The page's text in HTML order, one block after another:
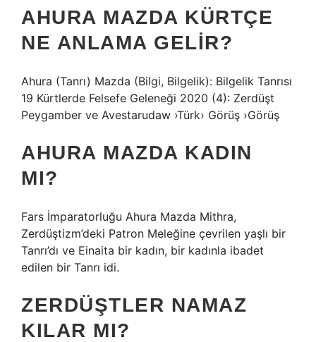
AHURA MAZDA KÜRTÇE
NE ANLAMA GELIR?
Ahura (Tanrı) Mazda (Bilgi, Bilgelik): Bilgelik Tanrısı
19 Kürtlerde Felsefe Geleneği 2020 (4): Zerdüşt
Peygamber ve Avestarudaw ›Türk› Görüş ›Görüş
AHURA MAZDA KADIN
MI?
Fars İmparatorluğu Ahura Mazda Mithra,
Zerdüştizm’deki Patron Meleğine çevrilen yaşlı bir
Tanrı’dı ve Einaita bir kadın, bir kadınla ibadet
edilen bir Tanrı idi.
ZERDÜŞTLER NAMAZ
KILAR MI?